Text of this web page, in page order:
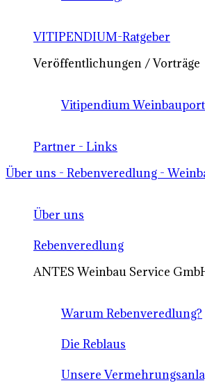
VITIPENDIUM-Ratgeber
Veröffentlichungen / Vorträge
Vitipendium
Partner - Links
Über uns - Rebenveredlung -
Über uns
Rebenveredlung
ANTES Weinbau Service
Warum Rebenveredlung?
Die Reblaus
Unsere